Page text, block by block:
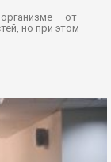
— от
но при этом